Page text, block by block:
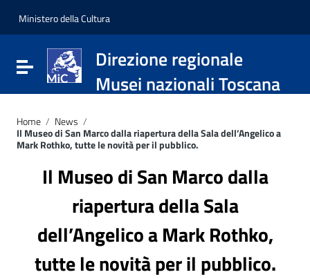
Vai al menu di navigazione
Vai al footer
Ministero della Cultura
Attiva / disattiva la navigazione
Direzione regionale
Musei nazionali Toscana
Home / News /
Il Museo di San Marco dalla riapertura della Sala dell’Angelico a
Mark Rothko, tutte le novità per il pubblico.
Il Museo di San Marco dalla
riapertura della Sala
dell’Angelico a Mark Rothko,
tutte le novità per il pubblico.